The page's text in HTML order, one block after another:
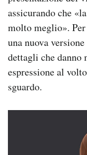
assicurando che
molto meglio».
una nuova
dettagli che danno
espressione al
sguardo.